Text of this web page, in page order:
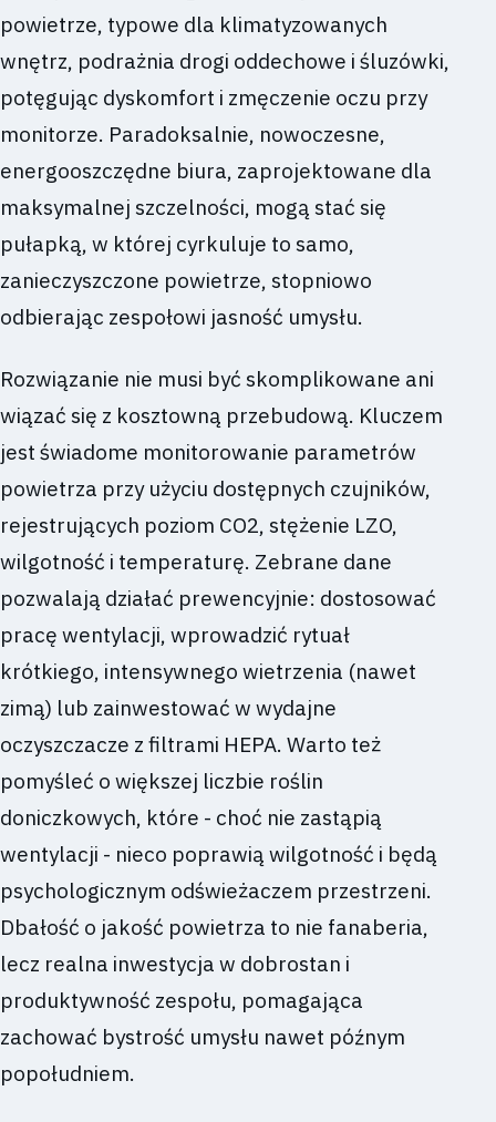
powietrze, typowe dla klimatyzowanych
wnętrz, podrażnia drogi oddechowe i śluzówki,
potęgując dyskomfort i zmęczenie oczu przy
monitorze. Paradoksalnie, nowoczesne,
energooszczędne biura, zaprojektowane dla
maksymalnej szczelności, mogą stać się
pułapką, w której cyrkuluje to samo,
zanieczyszczone powietrze, stopniowo
odbierając zespołowi jasność umysłu.
Rozwiązanie nie musi być skomplikowane ani
wiązać się z kosztowną przebudową. Kluczem
jest świadome monitorowanie parametrów
powietrza przy użyciu dostępnych czujników,
rejestrujących poziom CO2, stężenie LZO,
wilgotność i temperaturę. Zebrane dane
pozwalają działać prewencyjnie: dostosować
pracę wentylacji, wprowadzić rytuał
krótkiego, intensywnego wietrzenia (nawet
zimą) lub zainwestować w wydajne
oczyszczacze z filtrami HEPA. Warto też
pomyśleć o większej liczbie roślin
doniczkowych, które - choć nie zastąpią
wentylacji - nieco poprawią wilgotność i będą
psychologicznym odświeżaczem przestrzeni.
Dbałość o jakość powietrza to nie fanaberia,
lecz realna inwestycja w dobrostan i
produktywność zespołu, pomagająca
zachować bystrość umysłu nawet późnym
popołudniem.